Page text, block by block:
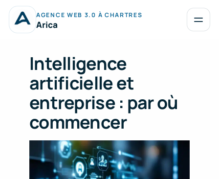
Aller
contenu
AGENCE WEB 3.0 À CHARTRES
Arica
Ouvrir
Intelligence
artificielle et
entreprise : par où
commencer